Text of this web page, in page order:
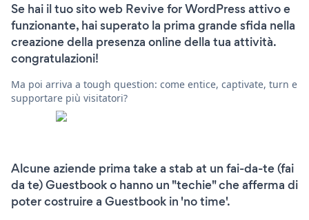
Se hai il tuo sito web Revive for WordPress attivo e
funzionante, hai superato la prima grande sfida nella
creazione della presenza online della tua attività.
congratulazioni!
Ma poi arriva a tough question: come entice, captivate, turn e
supportare più visitatori?
Alcune aziende prima take a stab at un fai-da-te (fai
da te) Guestbook o hanno un "techie" che afferma di
poter costruire a Guestbook in 'no time'.